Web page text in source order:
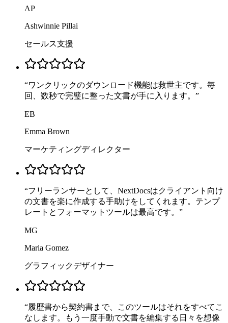
AP
Ashwinnie Pillai
セールス支援
“ワンクリックのダウンロード機能は救世主です。毎
回、数秒で完璧に整った文書が手に入ります。 ”
EB
Emma Brown
マーケティングディレクター
“フリーランサーとして、NextDocsはクライアント向け
の文書を楽に作成する手助けをしてくれます。テンプ
レートとフォーマットツールは最高です。 ”
MG
Maria Gomez
グラフィックデザイナー
“履歴書から契約書まで、このツールはそれをすべてこ
なします。もう一度手動で文書を編集する日々を想像